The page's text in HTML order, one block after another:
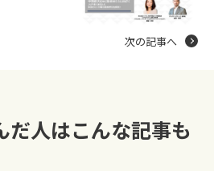
次の記事へ
だ人はこんな記事も